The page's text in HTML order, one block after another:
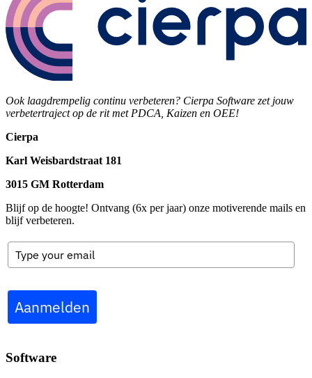
Ook laagdrempelig continu verbeteren? Cierpa Software zet jouw
verbetertraject op de rit met PDCA, Kaizen en OEE!
Cierpa
Karl Weisbardstraat 181
3015 GM Rotterdam
Blijf op de hoogte! Ontvang (6x per jaar) onze motiverende mails en
blijf verbeteren.
Aanmelden
Software